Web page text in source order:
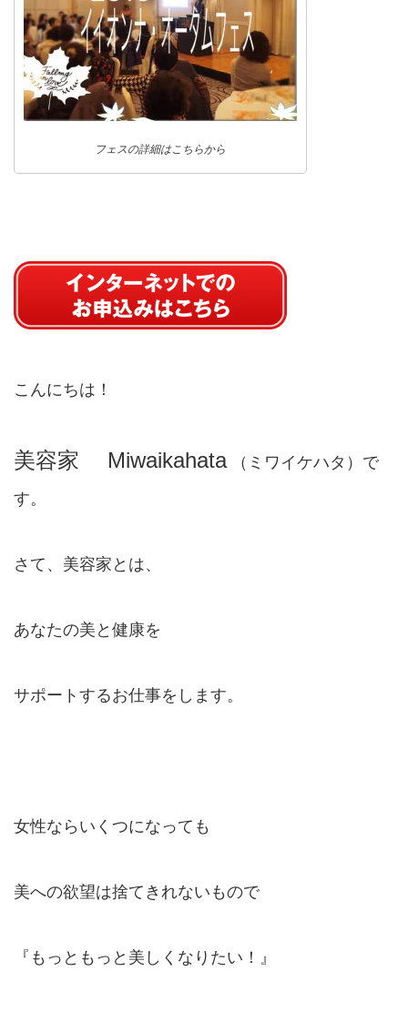
フェスの詳細はこちらから
こんにちは！
美容家 Miwaikahata（ミワイケハタ）で
す。
さて、美容家とは、
あなたの美と健康を
サポートするお仕事をします。
女性ならいくつになっても
美への欲望は捨てきれないもので
『もっともっと美しくなりたい！』